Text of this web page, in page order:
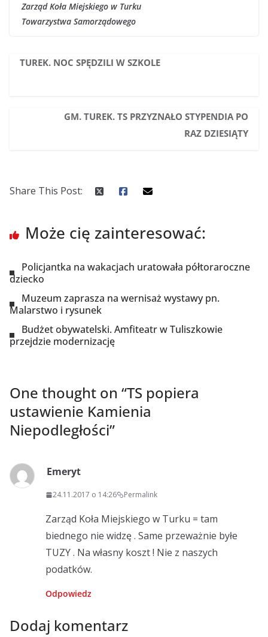
Zarząd Koła Miejskiego w Turku
Towarzystwa Samorządowego
TUREK. NOC SPĘDZILI W SZKOLE
GM. TUREK. TS PRZYZNAŁO STYPENDIA PO
RAZ DZIESIĄTY
Share This Post:
Może cię zainteresować:
Policjantka na wakacjach uratowała półtoraroczne
dziecko
Muzeum zaprasza na wernisaż wystawy pn.
Malarstwo i rysunek
Budżet obywatelski. Amfiteatr w Tuliszkowie
przejdzie modernizację
One thought on “TS popiera
ustawienie Kamienia
Niepodległości”
Emeryt
24.11.2017 o 14:26 Permalink
Zarząd Koła Miejskiego w Turku = tam
biednego nie widzę . Same przeważnie byłe
TUZY . Na własny koszt ! Nie z naszych
podatków.
Odpowiedz
Dodaj komentarz